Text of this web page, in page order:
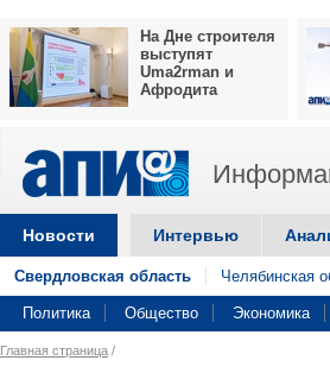
На Дне строителя
выступят
Uma2rman и
Афродита
Новости Интервью
Свердловская область Челябинская
Политика Общество Экономика
Главная страница /